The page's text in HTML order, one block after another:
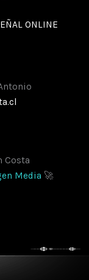
t
p
ONLINE
Costa
Media 🚀